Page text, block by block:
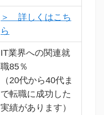
＞ 詳しくはこち
ら
IT業界への関連就
職85％
（20代から40代ま
で転職に成功した
実績があります）